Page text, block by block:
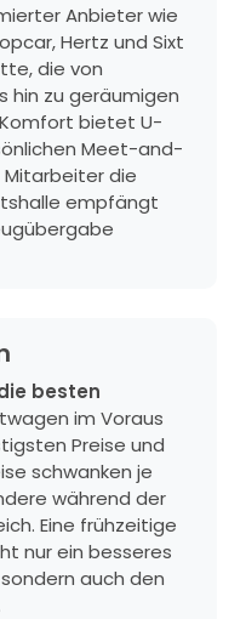
Anbieter wie
Hertz und Sixt
die von
hin zu geräumigen
Komfort bietet U-
Meet-and-
die
empfängt
besten
im Voraus
Preise und
schwanken je
während der
Eine frühzeitige
nur ein besseres
auch den